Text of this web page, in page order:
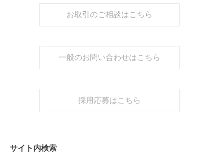
お取引のご相談はこちら
一般のお問い合わせはこちら
採用応募はこちら
サイト内検索